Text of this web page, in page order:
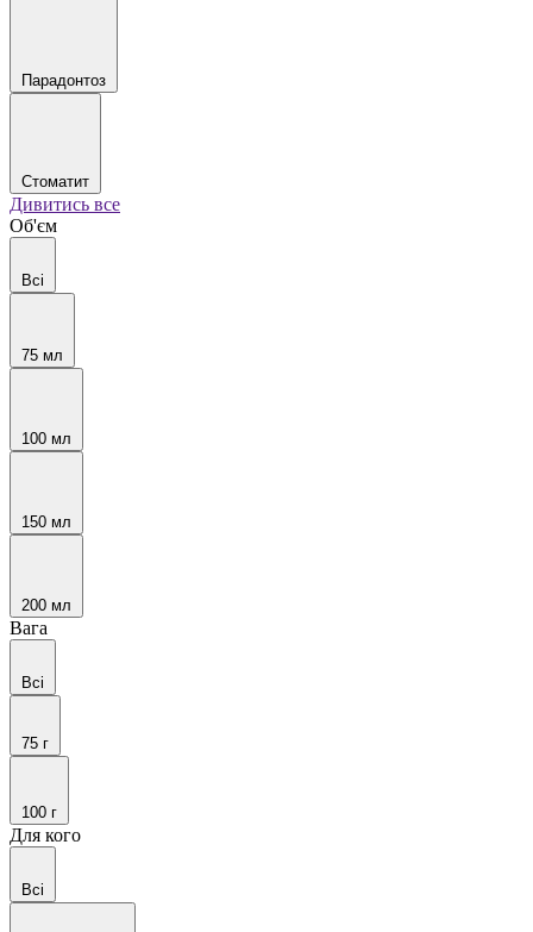
Парадонтоз
Стоматит
Дивитись все
Об'єм
Всі
75 мл
100 мл
150 мл
200 мл
Вага
Всі
75 г
100 г
Для кого
Всі